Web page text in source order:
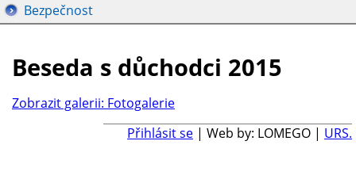
Bezpečnost
Beseda s důchodci 2015
Zobrazit galerii: Fotogalerie
Přihlásit se | Web by: LOMEGO | URS.